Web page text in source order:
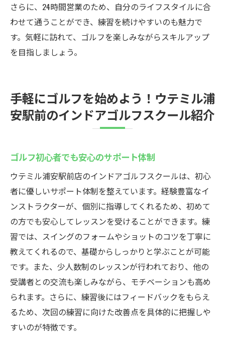
さらに、24時間営業のため、自分のライフスタイルに合
わせて通うことができ、練習を続けやすいのも魅力で
す。気軽に訪れて、ゴルフを楽しみながらスキルアップ
を目指しましょう。
手軽にゴルフを始めよう！ウテミル浦
安駅前のインドアゴルフスクール紹介
ゴルフ初心者でも安心のサポート体制
ウテミル浦安駅前店のインドアゴルフスクールは、初心
者に優しいサポート体制を整えています。経験豊富なイ
ンストラクターが、個別に指導してくれるため、初めて
の方でも安心してレッスンを受けることができます。練
習では、スイングのフォームやショットのコツを丁寧に
教えてくれるので、基礎からしっかりと学ぶことが可能
です。また、少人数制のレッスンが行われており、他の
受講者との交流も楽しみながら、モチベーションも高め
られます。さらに、練習後にはフィードバックをもらえ
るため、次回の練習に向けた改善点を具体的に把握しや
すいのが特徴です。